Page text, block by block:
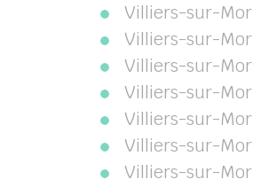
Villiers-sur-
Villiers-sur-
Villiers-sur-
Villiers-sur-
Villiers-sur-
Villiers-sur-
Villiers-sur-